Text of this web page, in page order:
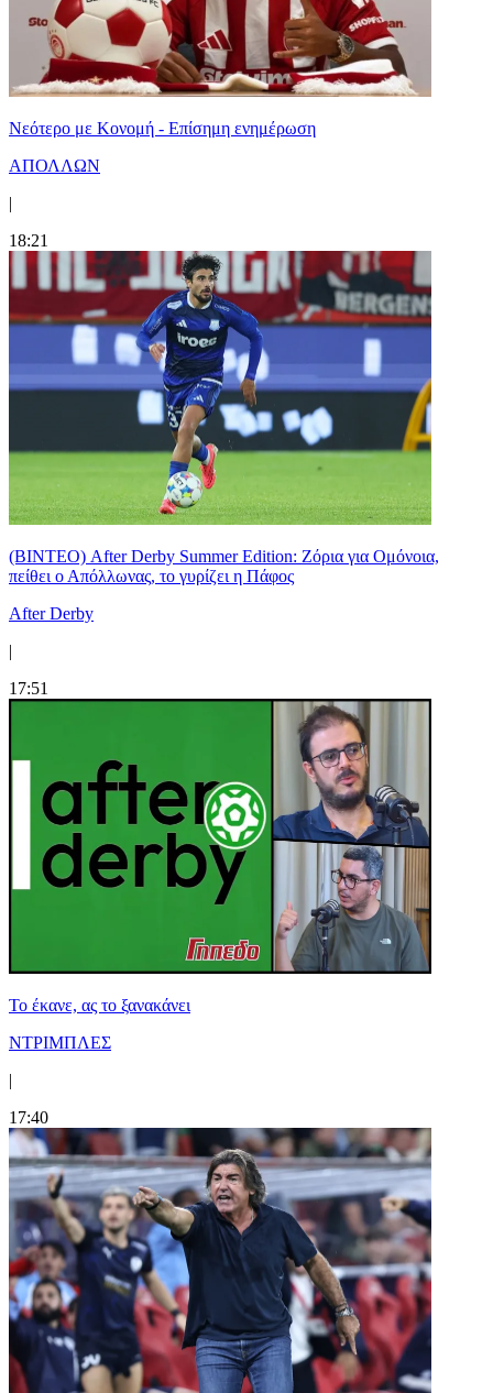
Νεότερο με Κονομή - Επίσημη ενημέρωση
ΑΠΟΛΛΩΝ
|
18:21
(ΒΙΝΤΕΟ) After Derby Summer Edition: Ζόρια για Ομόνοια,
πείθει ο Απόλλωνας, το γυρίζει η Πάφος
After Derby
|
17:51
Το έκανε, ας το ξανακάνει
ΝΤΡΙΜΠΛΕΣ
|
17:40